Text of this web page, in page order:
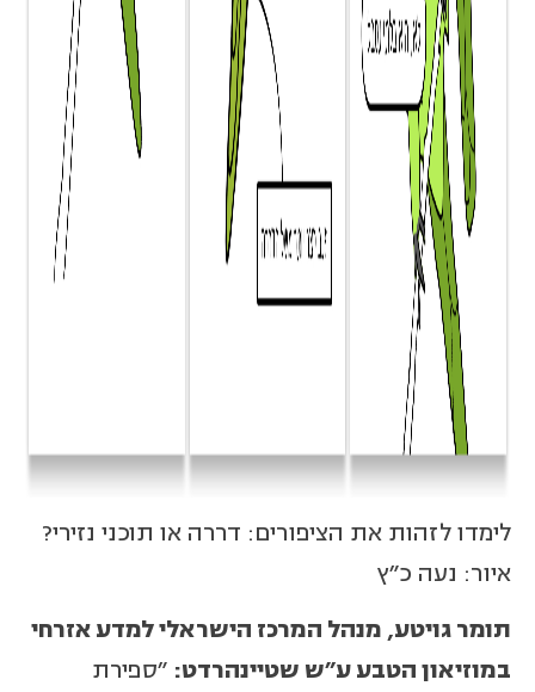
לימדו לזהות את הציפורים: דררה או תוכני נזירי?
איור: נעה כ"ץ
תומר גויטע, מנהל המרכז הישראלי למדע אזרחי
במוזיאון הטבע ע"ש שטיינהרדט: ״ספירת